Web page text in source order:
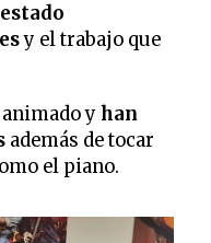
y el trabajo que
yhan
además de tocar
el piano.